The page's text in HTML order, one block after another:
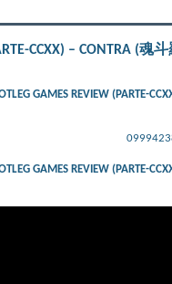
CCXX) – CONTRA (
GAMES REVIEW (PARTE-
GAMES REVIEW (PARTE-